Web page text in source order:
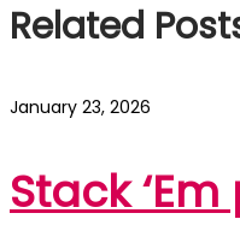
Related
January 23, 2026
Stack